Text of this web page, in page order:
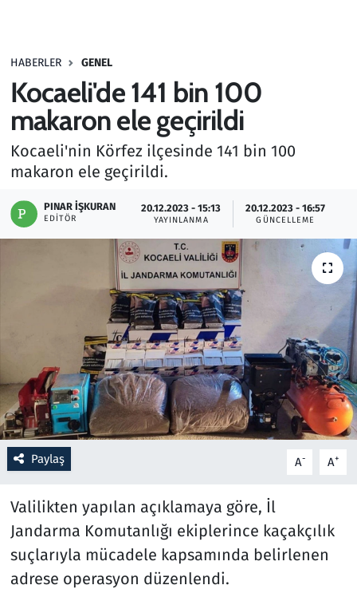
HABERLER GENEL
Kocaeli'de 141 bin 100
makaron ele geçirildi
Kocaeli'nin Körfez ilçesinde 141 bin 100
makaron ele geçirildi.
PINAR İŞKURAN
EDITÖR
20.12.2023 - 15:13
YAYINLANMA
20.12.2023 - 16:57
GÜNCELLEME
Paylaş A- A+
Valilikten yapılan açıklamaya göre, İl
Jandarma Komutanlığı ekiplerince kaçakçılık
suçlarıyla mücadele kapsamında belirlenen
adrese operasyon düzenlendi.
Haber
Kültür Sanat
Kurumsal Haberler
Ramazan
Resmi İlanlar
Rüya Tabirleri
Sağlık
Savunma Sanayi
Seçim 2023